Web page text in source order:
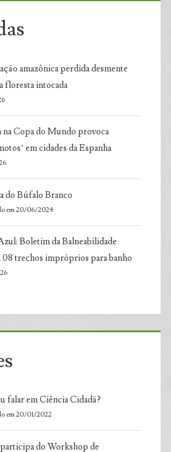
amazônica perdida desmente
floresta intocada
Copa do Mundo provoca
em cidades da Espanha
do Búfalo Branco
em 20/06/2024
Boletim da Balneabilidade
08 trechos impróprios para banho
falar em Ciência Cidadã?
em 20/01/2022
do Workshop de